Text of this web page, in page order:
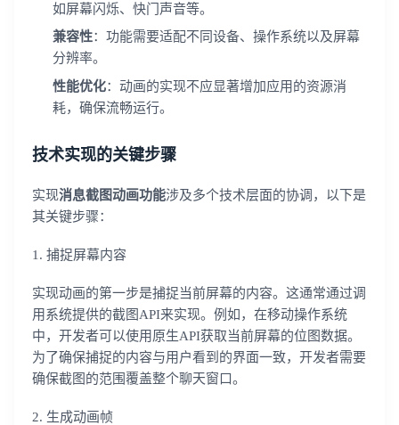
如屏幕闪烁、快门声音等。
兼容性：功能需要适配不同设备、操作系统以及屏幕
分辨率。
性能优化：动画的实现不应显著增加应用的资源消
耗，确保流畅运行。
技术实现的关键步骤
实现消息截图动画功能涉及多个技术层面的协调，以下是
其关键步骤：
1. 捕捉屏幕内容
实现动画的第一步是捕捉当前屏幕的内容。这通常通过调
用系统提供的截图API来实现。例如，在移动操作系统
中，开发者可以使用原生API获取当前屏幕的位图数据。
为了确保捕捉的内容与用户看到的界面一致，开发者需要
确保截图的范围覆盖整个聊天窗口。
2. 生成动画帧